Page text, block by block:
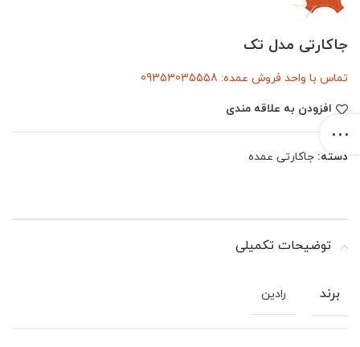
جاکارتی مدل تک
تماس با واحد فروش عمده: 09353035558
افزودن به علاقه مندی
دسته: جاکارتی عمده
توضیحات تکمیلی
برند رادین